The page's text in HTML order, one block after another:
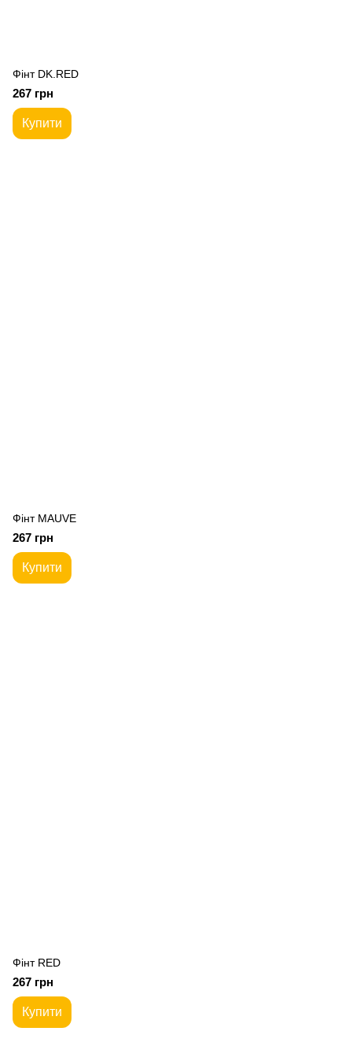
Фiнт DK.RED
267 грн
Купити
Фiнт MAUVE
267 грн
Купити
Фiнт RED
267 грн
Купити